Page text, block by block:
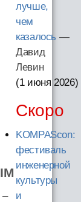
–
лучше,
чем
казалось —
Давид
Левин
(1 июня 2026)
Скоро
KOMPAScon:
фестиваль
инженерной
культуры
и